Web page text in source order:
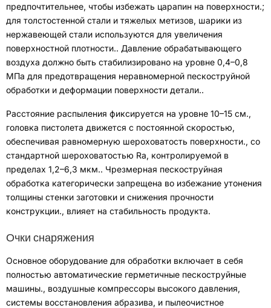
предпочтительнее, чтобы избежать царапин на поверхности. ;
для толстостенной стали и тяжелых метизов шарики из
нержавеющей стали используются для увеличения
поверхностной плотности.
Давление обрабатывающего
воздуха должно быть стабилизировано на уровне 0,4–0,8
МПа для предотвращения неравномерной пескоструйной
обработки и деформации поверхности детали.
Расстояние распыления фиксируется на уровне 10–15 см.
головка пистолета движется с постоянной скоростью,
обеспечивая равномерную шероховатость поверхности.
со
стандартной шероховатостью Ra, контролируемой в
пределах 1,2–6,3 мкм.
Чрезмерная пескоструйная
обработка категорически запрещена во избежание утонения
толщины стенки заготовки и снижения прочности
конструкции.
влияет на стабильность продукта
Очки снаряжения
Основное оборудование для обработки включает в себя
полностью автоматические герметичные пескоструйные
машины.
воздушные компрессоры высокого давления
системы восстановления абразива и пылеочистное